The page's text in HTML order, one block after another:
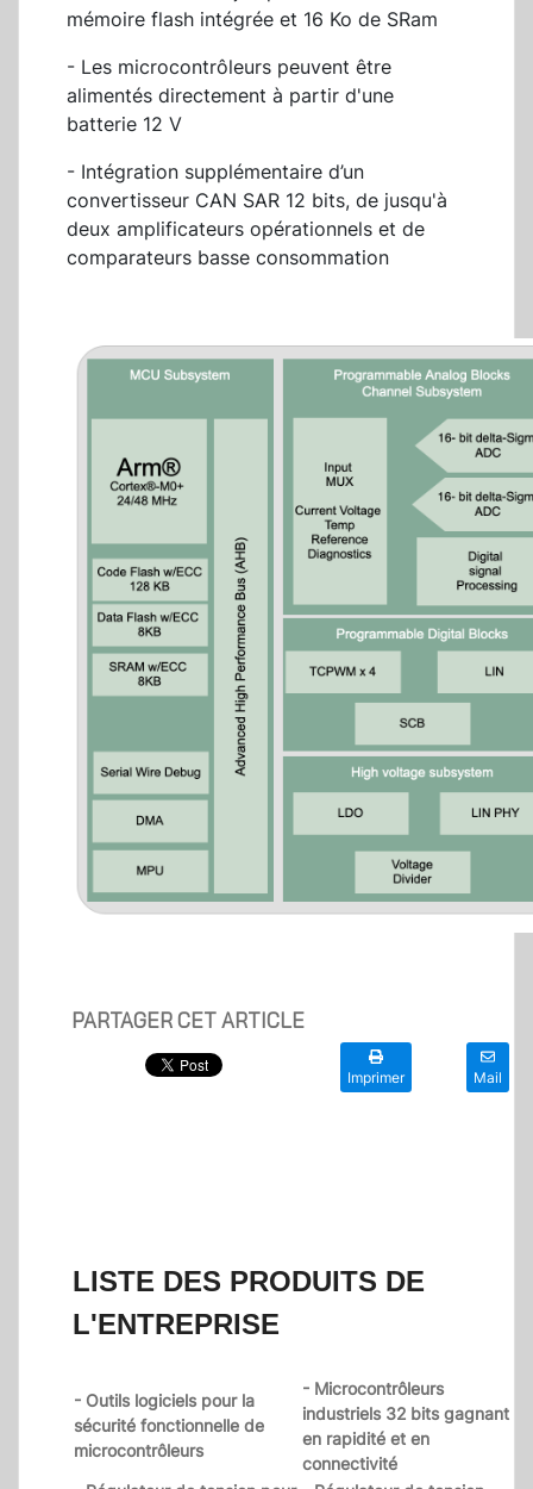
mémoire flash intégrée et 16 Ko de SRam
- Les microcontrôleurs peuvent être
alimentés directement à partir d'une
batterie 12 V
- Intégration supplémentaire d’un
convertisseur CAN SAR 12 bits, de jusqu'à
deux amplificateurs opérationnels et de
comparateurs basse consommation
PARTAGER CET ARTICLE
Imprimer Mail
LISTE DES PRODUITS DE
L'ENTREPRISE
- Outils logiciels pour la
sécurité fonctionnelle de
microcontrôleurs
- Microcontrôleurs
industriels 32 bits gagnant
en rapidité et en
connectivité